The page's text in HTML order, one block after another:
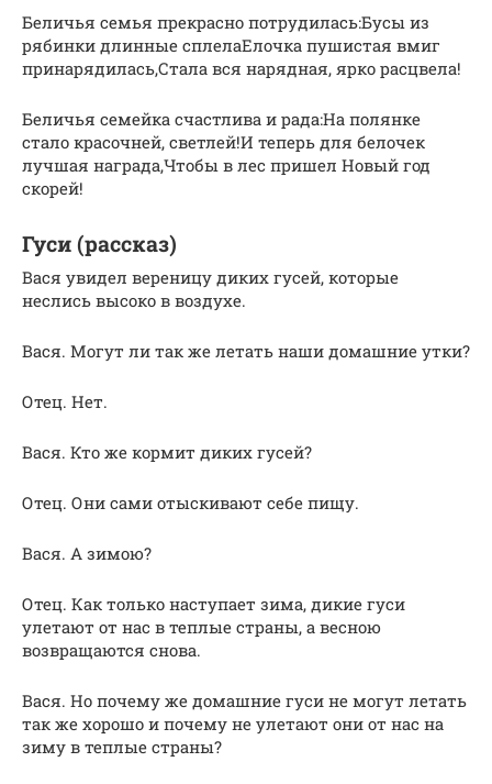
Беличья семья прекрасно потрудилась:Бусы из
рябинки длинные сплелаЕлочка пушистая вмиг
принарядилась,Стала вся нарядная, ярко расцвела!
Беличья семейка счастлива и рада:На полянке
стало красочней, светлей!И теперь для белочек
лучшая награда,Чтобы в лес пришел Новый год
скорей!
Гуси (рассказ)
Вася увидел вереницу диких гусей, которые
неслись высоко в воздухе.
Вася. Могут ли так же летать наши домашние утки?
Отец. Нет.
Вася. Кто же кормит диких гусей?
Отец. Они сами отыскивают себе пищу.
Вася. А зимою?
Отец. Как только наступает зима, дикие гуси
улетают от нас в теплые страны, а весною
возвращаются снова.
Вася. Но почему же домашние гуси не могут летать
так же хорошо и почему не улетают они от нас на
зиму в теплые страны?